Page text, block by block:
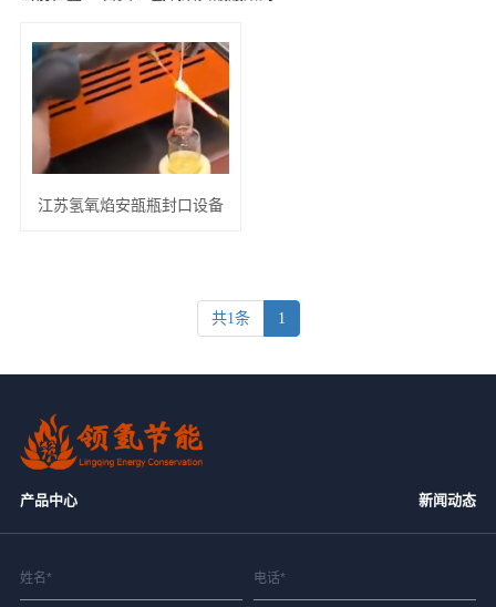
江苏氢氧焰安瓿瓶封口设备
共1条 1
产品中心 新闻动态